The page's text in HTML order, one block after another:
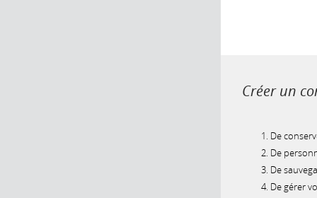
Créer un
De
De
De
De gérer